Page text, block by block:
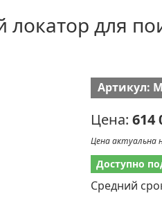
локатор для
Артикул:
Цена: 614
Цена актуальна
Доступно
Средний